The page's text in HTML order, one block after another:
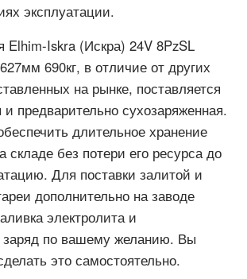
эксплуатации.
Elhim-Iskra (Искра) 24V 8PzSL
690кг, в отличие от других
на рынке, поставляется
предварительно сухозаряженная.
длительное хранение
складе без потери его ресурса до
Для поставки залитой и
дополнительно на заводе
электролита и
заряд по вашему желанию. Вы
это самостоятельно.